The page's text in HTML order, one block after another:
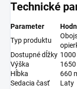
Technické
Parameter
Typ produktu
Dostupné dĺžky
Výška
Hĺbka
660
Sedacia časť
Laty